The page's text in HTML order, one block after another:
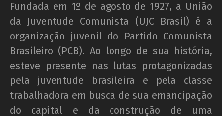
Fundada em 1º de agosto de 1927, a União
da Juventude Comunista (UJC Brasil) é a
organização juvenil do Partido Comunista
Brasileiro (PCB). Ao longo de sua história,
esteve presente nas lutas protagonizadas
pela juventude brasileira e pela classe
trabalhadora em busca de sua emancipação
do capital e da construção de uma